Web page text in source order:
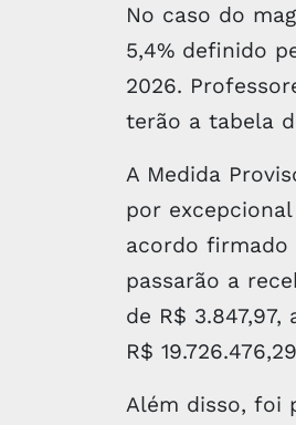
No caso do
5,4% definido
2026.
terão a tabela
A Medida
por
acordo firmado
passarão a
de R$
R$
Além disso, foi